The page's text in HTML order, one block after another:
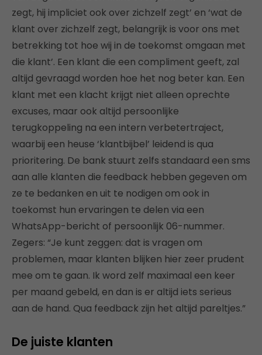
zegt, hij impliciet ook over zichzelf zegt’ en ‘wat de
klant over zichzelf zegt, belangrijk is voor ons met
betrekking tot hoe wij in de toekomst omgaan met
die klant’. Een klant die een compliment geeft, zal
altijd gevraagd worden hoe het nog beter kan. Een
klant met een klacht krijgt niet alleen oprechte
excuses, maar ook altijd persoonlijke
terugkoppeling na een intern verbetertraject,
waarbij een heuse ‘klantbijbel’ leidend is qua
prioritering. De bank stuurt zelfs standaard een sms
aan alle klanten die feedback hebben gegeven om
ze te bedanken en uit te nodigen om ook in
toekomst hun ervaringen te delen via een
WhatsApp-bericht of persoonlijk 06-nummer.
Zegers: “Je kunt zeggen: dat is vragen om
problemen, maar klanten blijken hier zeer prudent
mee om te gaan. Ik word zelf maximaal een keer
per maand gebeld, en dan is er altijd iets serieus
aan de hand. Qua feedback zijn het altijd pareltjes.”
De juiste klanten